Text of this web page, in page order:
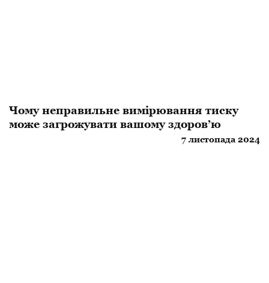
Чому неправильне вимірювання тиску
може загрожувати вашому здоров’ю
7 листопада 2024